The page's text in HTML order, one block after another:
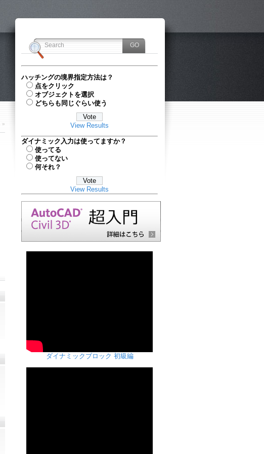
»
ハッチングの境界指定方法は？
点をクリック
オブジェクトを選択
どちらも同じぐらい使う
View Results
ダイナミック入力は使ってますか？
使ってる
使ってない
何それ？
View Results
ダイナミックブロック 初級編